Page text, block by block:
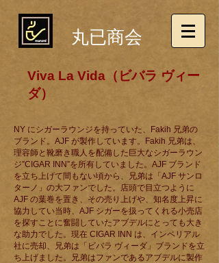
丸已商会
Viva La Vida（ビバラ ヴィー
ダ）
NY にシガーラウンジを持っていた、Fakih 兄弟の
ブランド。AJF が製作しています。Fakih 兄弟は、
理容師と靴磨き職人を配備した巨大なシガーラウン
ジ”CIGAR INN”を所有していました。AJF ブランド
を立ち上げて間もない頃から、兄弟は「AJF サンロ
ターノ」の大ファンでした。店頭で目立つように
AJF の葉巻を置き、その売り上げや、知名度上昇に
協力してい当時、AJF シガーを扱ってくれる小売店
を探すことに奮闘していたアブデルにとっても大き
な助力でした。現在 CIGAR INN は、インペリアル
社に売却、兄弟は「ビバラ ヴィーダ」ブランドを立
ち上げました。兄弟はファンであるアブデルに製作